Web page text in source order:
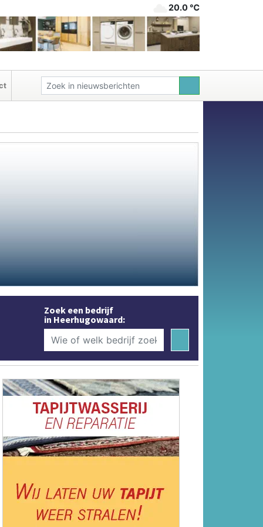
20.0 ℃
Zoek een bedrijf
in Heerhugowaard: